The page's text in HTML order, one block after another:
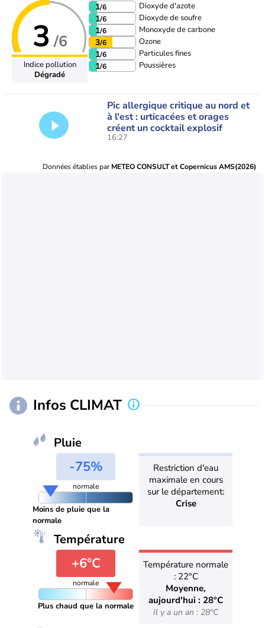
3 /6
Indice pollution
Dégradé
1/6 Dioxyde d'azote
1/6 Dioxyde de soufre
1/6 Monoxyde de carbone
3/6 Ozone
1/6 Particules fines
1/6 Poussières
Pic allergique critique au nord et
à l'est : urticacées et orages
créent un cocktail explosif
16:27
Données établies parMETEO CONSULT et Copernicus AMS(2026)
Infos CLIMAT
Pluie
-75%
normale
Moins de pluie que la
normale
Restriction d'eau
maximale en cours
sur le département:
Crise
Température
+6°C
normale
Plus chaud que la normale
Température normale
: 22°C
Moyenne,
aujourd'hui : 28°C
Il y a un an : 28°C